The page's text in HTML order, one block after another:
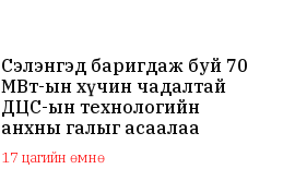
Сэлэнгэд баригдаж буй 70
МВт-ын хүчин чадалтай
ДЦС-ын технологийн
анхны галыг асаалаа
17 цагийн өмнө